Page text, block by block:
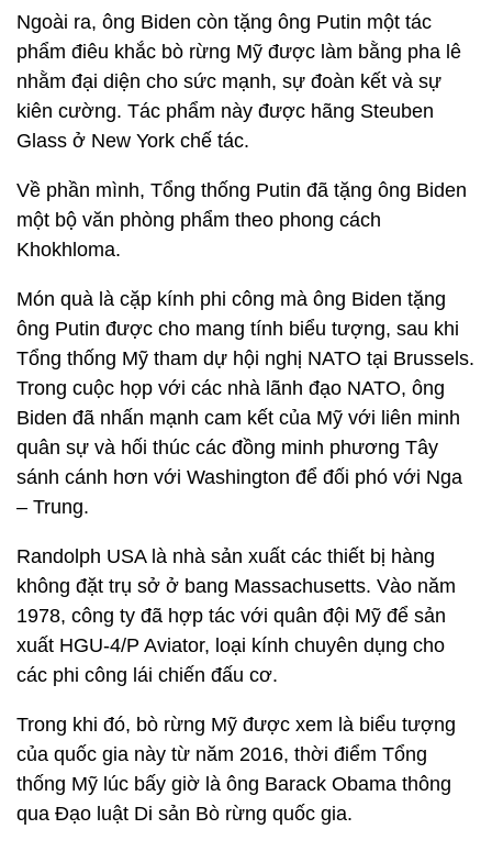
Ngoài ra, ông Biden còn tặng ông Putin một tác
phẩm điêu khắc bò rừng Mỹ được làm bằng pha lê
nhằm đại diện cho sức mạnh, sự đoàn kết và sự
kiên cường. Tác phẩm này được hãng Steuben
Glass ở New York chế tác.
Về phần mình, Tổng thống Putin đã tặng ông Biden
một bộ văn phòng phẩm theo phong cách
Khokhloma.
Món quà là cặp kính phi công mà ông Biden tặng
ông Putin được cho mang tính biểu tượng, sau khi
Tổng thống Mỹ tham dự hội nghị NATO tại Brussels.
Trong cuộc họp với các nhà lãnh đạo NATO, ông
Biden đã nhấn mạnh cam kết của Mỹ với liên minh
quân sự và hối thúc các đồng minh phương Tây
sánh cánh hơn với Washington để đối phó với Nga
– Trung.
Randolph USA là nhà sản xuất các thiết bị hàng
không đặt trụ sở ở bang Massachusetts. Vào năm
1978, công ty đã hợp tác với quân đội Mỹ để sản
xuất HGU-4/P Aviator, loại kính chuyên dụng cho
các phi công lái chiến đấu cơ.
Trong khi đó, bò rừng Mỹ được xem là biểu tượng
của quốc gia này từ năm 2016, thời điểm Tổng
thống Mỹ lúc bấy giờ là ông Barack Obama thông
qua Đạo luật Di sản Bò rừng quốc gia.